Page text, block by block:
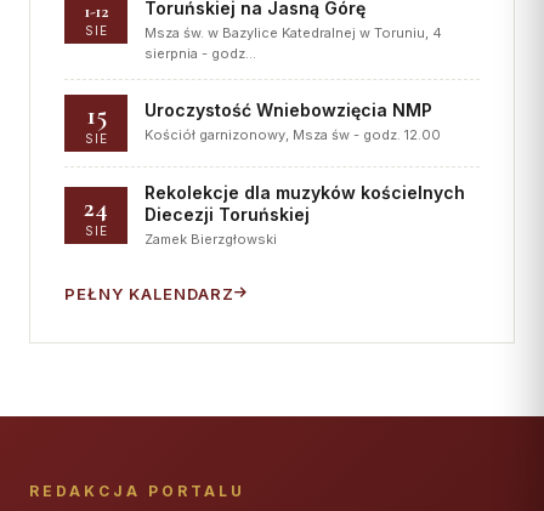
1-12
SIE
Toruńskiej na Jasną Górę
Msza św. w Bazylice Katedralnej w Toruniu, 4
sierpnia - godz…
15
SIE
Uroczystość Wniebowzięcia NMP
Kościół garnizonowy, Msza św - godz. 12.00
24
SIE
Rekolekcje dla muzyków kościelnych
Diecezji Toruńskiej
Zamek Bierzgłowski
PEŁNY KALENDARZ
REDAKCJA PORTALU